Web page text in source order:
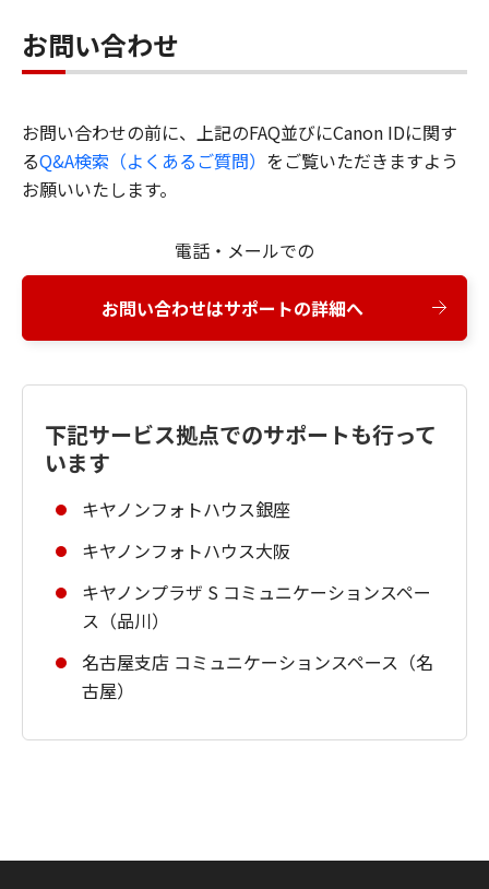
お問い合わせ
お問い合わせの前に、上記のFAQ並びにCanon IDに関す
るQ&A検索（よくあるご質問） をご覧いただきますよう
お願いいたします。
電話・メールでの
お問い合わせはサポートの詳細へ
下記サービス拠点でのサポートも行って
います
キヤノンフォトハウス銀座
キヤノンフォトハウス大阪
キヤノンプラザ S コミュニケーションスペー
ス（品川）
名古屋支店 コミュニケーションスペース（名
古屋）